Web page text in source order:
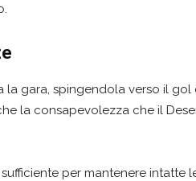
gara, spingendola verso il gol
la consapevolezza che il
per mantenere intatte